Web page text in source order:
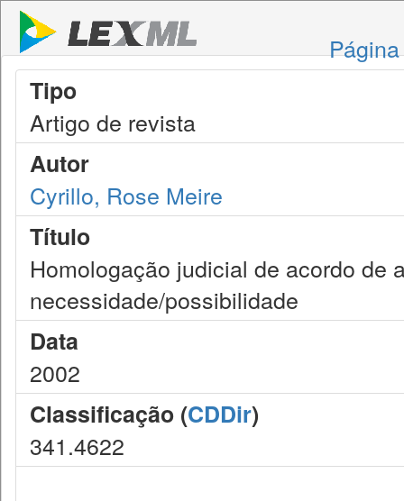
Tipo
Artigo de revista
Autor
Cyrillo, Rose Meire
Título
Homologação judicial de acordo de
necessidade/possibilidade
Data
2002
Classificação (CDDir)
341.4622